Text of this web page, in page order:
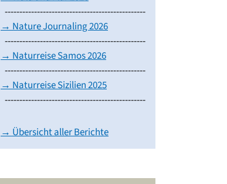
------------------------------------------------
→ Nature Journaling 2026
------------------------------------------------
→ Naturreise Samos 2026
------------------------------------------------
→ Naturreise Sizilien 2025
------------------------------------------------
→ Übersicht aller Berichte